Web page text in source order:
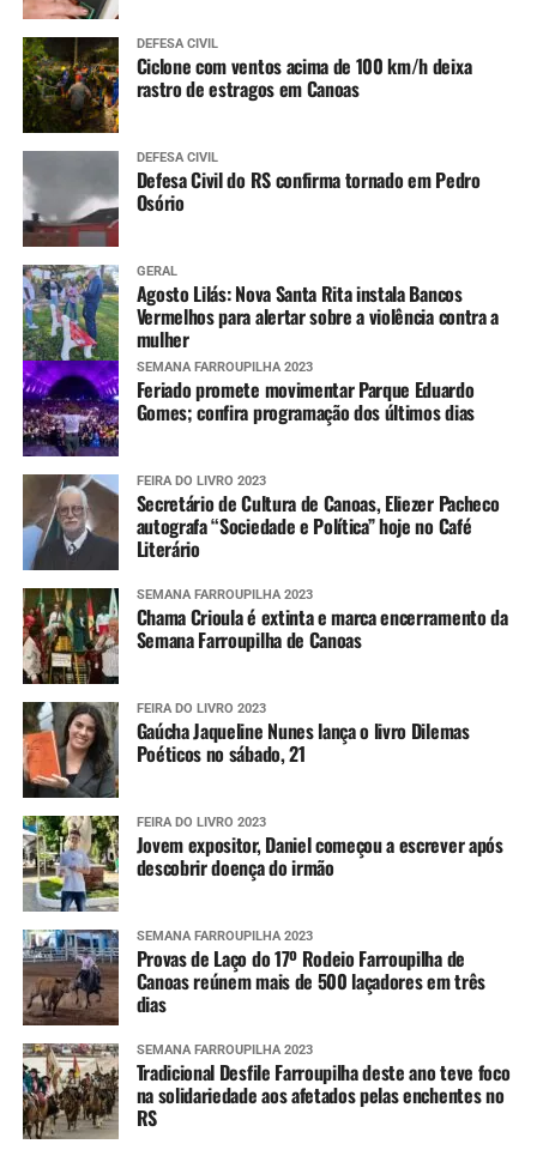
DEFESA CIVIL
Ciclone com ventos acima de 100 km/h deixa
rastro de estragos em Canoas
DEFESA CIVIL
Defesa Civil do RS confirma tornado em Pedro
Osório
GERAL
Agosto Lilás: Nova Santa Rita instala Bancos
Vermelhos para alertar sobre a violência contra a
mulher
SEMANA FARROUPILHA 2023
Feriado promete movimentar Parque Eduardo
Gomes; confira programação dos últimos dias
FEIRA DO LIVRO 2023
Secretário de Cultura de Canoas, Eliezer Pacheco
autografa “Sociedade e Política” hoje no Café
Literário
SEMANA FARROUPILHA 2023
Chama Crioula é extinta e marca encerramento da
Semana Farroupilha de Canoas
FEIRA DO LIVRO 2023
Gaúcha Jaqueline Nunes lança o livro Dilemas
Poéticos no sábado, 21
FEIRA DO LIVRO 2023
Jovem expositor, Daniel começou a escrever após
descobrir doença do irmão
SEMANA FARROUPILHA 2023
Provas de Laço do 17º Rodeio Farroupilha de
Canoas reúnem mais de 500 laçadores em três
dias
SEMANA FARROUPILHA 2023
Tradicional Desfile Farroupilha deste ano teve foco
na solidariedade aos afetados pelas enchentes no
RS